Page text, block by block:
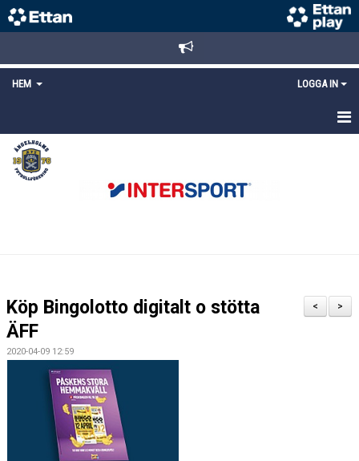
HEM LOGGA IN
STARTSIDA
NYHETER
LÄNKAR
MEDLEMS OCH TRÄNINGSAVGIFTER
>
<
Köp Bingolotto digitalt o stötta
ÄFF
2020-04-09 12:59